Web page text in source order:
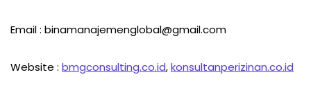
Email : binamanajemenglobal@gmail.com
Website : bmgconsulting.co.id,konsultanperizinan.co.id